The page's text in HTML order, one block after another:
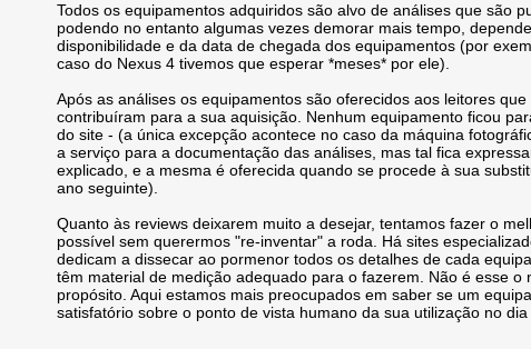
Todos os equipamentos adquiridos são alvo de análises que são
podendo no entanto algumas vezes demorar mais tempo,
disponibilidade e da data de chegada dos equipamentos (por
caso do Nexus 4 tivemos que esperar *meses* por ele).
Após as análises os equipamentos são oferecidos aos leitores que
contribuíram para a sua aquisição. Nenhum equipamento ficou
do site - (a única excepção acontece no caso da máquina
a serviço para a documentação das análises, mas tal fica
explicado, e a mesma é oferecida quando se procede à sua
ano seguinte).
Quanto às reviews deixarem muito a desejar, tentamos fazer o
possível sem querermos "re-inventar" a roda. Há sites
dedicam a dissecar ao pormenor todos os detalhes de cada
têm material de medição adequado para o fazerem. Não é esse o
propósito. Aqui estamos mais preocupados em saber se um
satisfatório sobre o ponto de vista humano da sua utilização no dia